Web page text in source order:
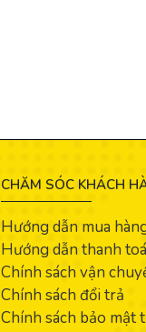
CHĂM SÓC KHÁCH
Hướng dẫn mua
Hướng dẫn thanh
Chính sách vận
Chính sách đổi trả
Chính sách bảo mật